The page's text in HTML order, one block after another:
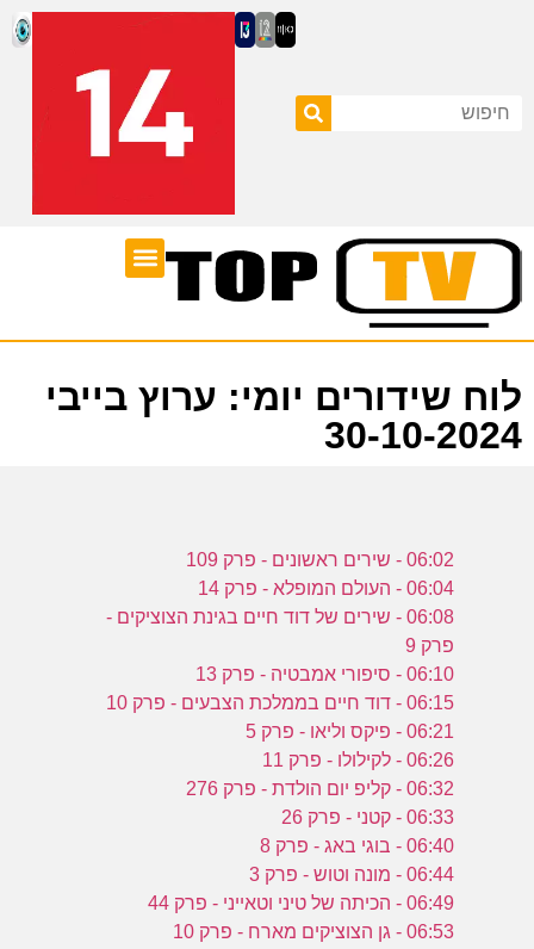
לוח שידורים יומי: ערוץ בייבי
30-10-2024
06:02 - שירים ראשונים - פרק 109
06:04 - העולם המופלא - פרק 14
06:08 - שירים של דוד חיים בגינת הצוציקים -
פרק 9
06:10 - סיפורי אמבטיה - פרק 13
06:15 - דוד חיים בממלכת הצבעים - פרק 10
06:21 - פיקס וליאו - פרק 5
06:26 - לקילולו - פרק 11
06:32 - קליפ יום הולדת - פרק 276
06:33 - קטני - פרק 26
06:40 - בוגי באג - פרק 8
06:44 - מונה וטוש - פרק 3
06:49 - הכיתה של טיני וטאייני - פרק 44
06:53 - גן הצוציקים מארח - פרק 10